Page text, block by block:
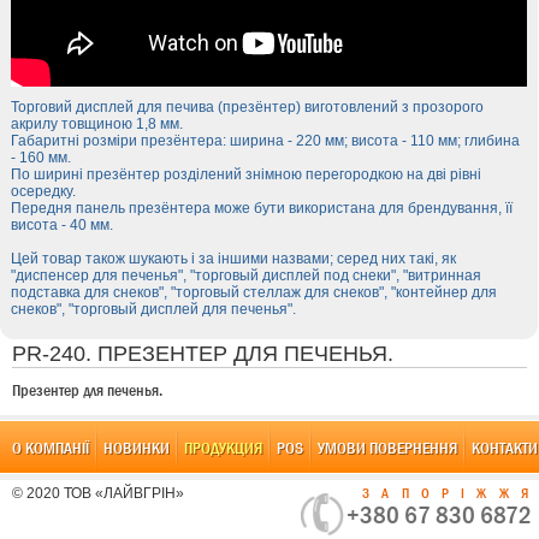
PR-240. ПРЕЗЕНТЕР ДЛЯ ПЕЧЕНЬЯ.
Презентер для печенья.
Торговий дисплей для печива (презёнтер) виготовлений з прозорого
акрилу товщиною 1,8 мм.
Габаритні розміри презёнтера: ширина - 220 мм; висота - 110 мм; глибина
- 160 мм.
По ширині презёнтер розділений знімною перегородкою на дві рівні
осередку.
Передня панель презёнтера може бути використана для брендування, її
висота - 40 мм.
Цей товар також шукають і за іншими назвами; серед них такі, як
"диспенсер для печенья", "торговый дисплей под снеки", "витринная
подставка для снеков", "торговый стеллаж для снеков", "контейнер для
снеков", "торговый дисплей для печенья".
О КОМПАНІЇ НОВИНКИ ПРОДУКЦИЯ POS УМОВИ ПОВЕРНЕННЯ КОНТАКТИ
© 2020 ТОВ «ЛАЙВГРІН» ЗАПОРІЖЖЯ
+380 67 830 6872